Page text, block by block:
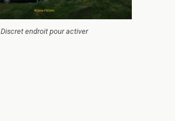
Discret endroit pour activer